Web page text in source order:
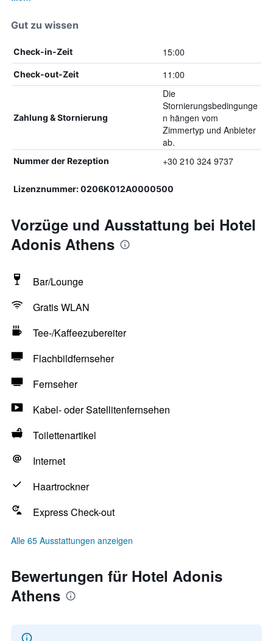
Gut zu wissen
Check-in-Zeit 15:00
Check-out-Zeit 11:00
Zahlung & Stornierung
Die
Stornierungsbedingunge
n hängen vom
Zimmertyp und Anbieter
ab.
Nummer der Rezeption +30 210 324 9737
Lizenznummer: 0206K012A0000500
Vorzüge und Ausstattung bei Hotel
Adonis Athens
Bar/Lounge
Gratis WLAN
Tee-/Kaffeezubereiter
Flachbildfernseher
Fernseher
Kabel- oder Satellitenfernsehen
Toilettenartikel
Internet
Haartrockner
Express Check-out
Alle 65 Ausstattungen anzeigen
Bewertungen für Hotel Adonis
Athens